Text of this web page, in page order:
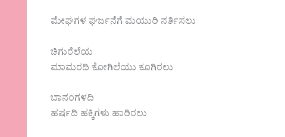
ಮೇಘಗಳ ಘರ್ಜನೆಗೆ ಮಯುರಿ ನರ್ತಿಸಲು
ಚಿಗುರೆಲೆಯ
ಮಾಮರದಿ‌ ಕೋಗಿಲೆಯು ಕೂಗಿರಲು
ಬಾನಂಗಳದಿ
ಹರ್ಷದಿ‌ ಹಕ್ಕಿಗಳು ಹಾರಿರಲು